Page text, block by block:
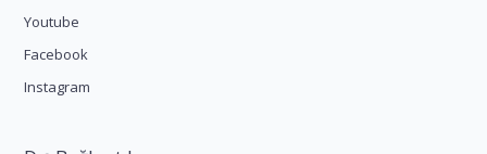
Youtube
Facebook
Instagram